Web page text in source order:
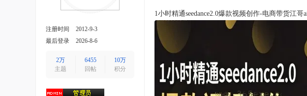
注册时间
2012-9-3
最后登录
2026-8-6
2万
主题
6455
回帖
10万
积分
1小时精通seedance2.0爆款视频创作-电商带货江